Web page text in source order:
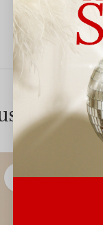
aimer...